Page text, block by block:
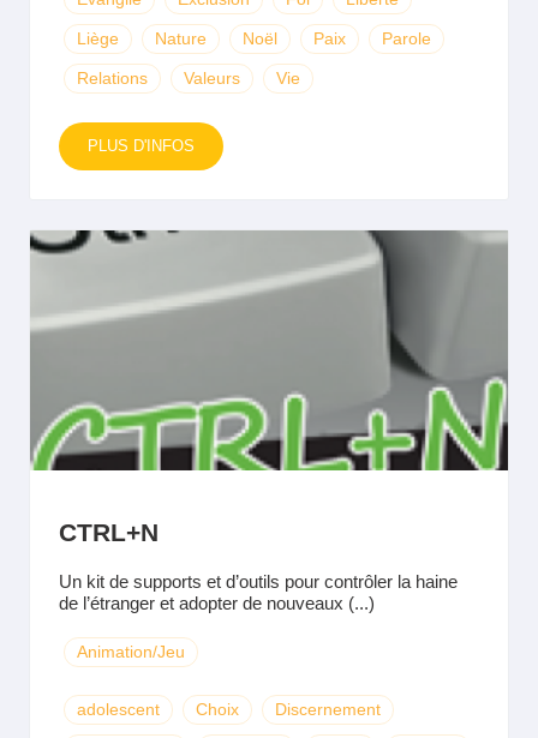
Liège Nature Noël Paix Parole
Relations Valeurs Vie
PLUS D'INFOS
CTRL+N
Un kit de supports et d’outils pour contrôler la haine
de l’étranger et adopter de nouveaux (...)
Animation/Jeu
adolescent Choix Discernement